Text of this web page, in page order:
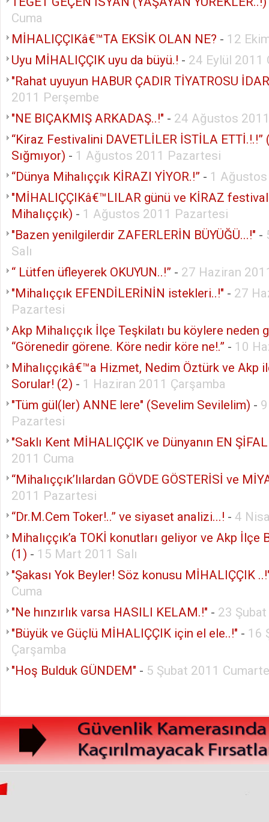
Cuma
MİHALIÇÇIKâ€™TA EKSİK OLAN NE? - 12
Uyu MİHALIÇÇIK uyu da büyü.! - 24 Eylül 2011
"Rahat uyuyun HABUR ÇADIR TİYATROSU
2011 Perşembe
"NE BIÇAKMIŞ ARKADAŞ..!" - 24 Ağustos
“Kiraz Festivalini DAVETLİLER İSTİLA ETTİ.!.!”
Sığmıyor) - 1 Ağustos 2011 Pazartesi
“Dünya Mihalıççık KİRAZI YİYOR.!” - 1
"MİHALIÇÇIKâ€™LILAR günü ve KİRAZ
Mihalıççık) - 1 Ağustos 2011 Pazartesi
"Bazen yenilgilerdir ZAFERLERİN BÜYÜĞÜ...!" -
Salı
“ Lütfen üfleyerek OKUYUN..!” - 27 Haziran
"Mihalıççık EFENDİLERİNİN istekleri..!" - 27
Pazartesi
Akp Mihalıççık İlçe Teşkilatı bu köylere neden
“Görenedir görene. Köre nedir köre ne!.” - 10
Mihalıççıkâ€™a Hizmet, Nedim Öztürk ve Akp
Sorular! (2) - 1 Haziran 2011 Çarşamba
"Tüm gül(ler) ANNE lere" (Sevelim Sevilelim) -
Pazartesi
"Saklı Kent MİHALIÇÇIK ve Dünyanın EN
2011 Cuma
“Mihalıççık’lılardan GÖVDE GÖSTERİSİ ve
2011 Pazartesi
“Dr.M.Cem Toker!..” ve siyaset analizi...! - 4
Mihalıççık’a TOKİ konutları geliyor ve Akp İlçe
(1) - 15 Mart 2011 Salı
"Şakası Yok Beyler! Söz konusu MİHALIÇÇIK
Cuma
"Ne hınzırlık varsa HASILI KELAM.!" - 23
"Büyük ve Güçlü MİHALIÇÇIK için el ele..!" - 16
Çarşamba
"Hoş Bulduk GÜNDEM" - 5 Şubat 2011